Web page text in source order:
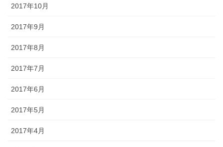
2017年10月
2017年9月
2017年8月
2017年7月
2017年6月
2017年5月
2017年4月